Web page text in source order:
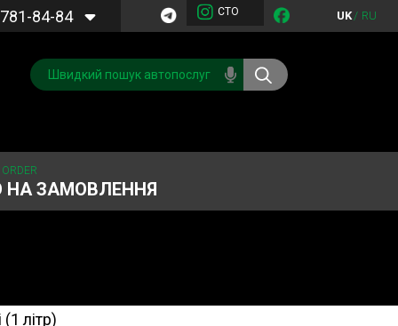
84-84 СТО UK/ RU
НА ЗАМОВЛЕННЯ
літр)